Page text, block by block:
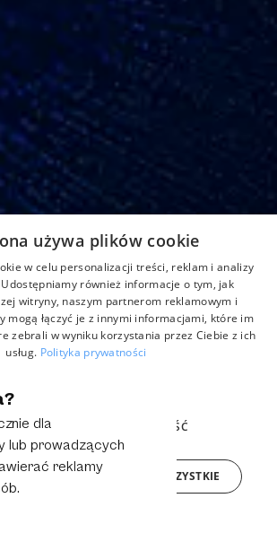
Tychy, Polska
Aktualności
Produkty
Kontakt
Formularz reklamacji
All rights reserved.
Obowiązek Informacyjny
dla
lub prowadzących
reklamy
używa plików cookie
w celu personalizacji treści, reklam i analizy
również informacje o tym, jak
witryny, naszym partnerom reklamowym i
mogą łączyć je z innymi informacjami, które im
zebrali w wyniku korzystania przez Ciebie z ich
usług. Polityka prywatności
FUNKCJONALNOŚĆ
ODRZUĆ WSZYSTKIE